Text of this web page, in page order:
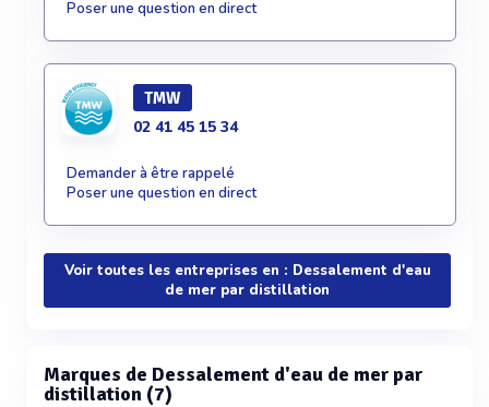
Poser une question en direct
TMW
02 41 45 15 34
Demander à être rappelé
Poser une question en direct
Voir toutes les entreprises en : Dessalement d'eau
de mer par distillation
Marques de Dessalement d'eau de mer par
distillation (7)